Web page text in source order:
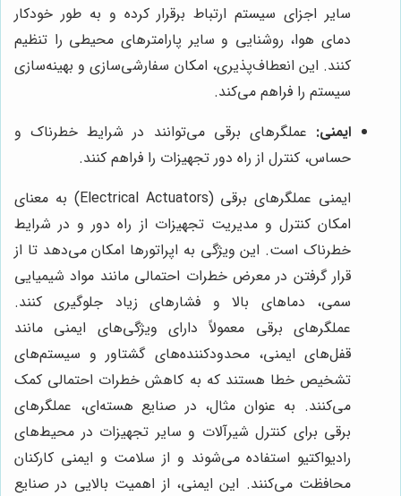
سایر اجزای سیستم ارتباط برقرار کرده و به طور خودکار
دمای هوا، روشنایی و سایر پارامترهای محیطی را تنظیم
کنند. این انعطاف‌پذیری، امکان سفارشی‌سازی و بهینه‌سازی
سیستم را فراهم می‌کند.
ایمنی: عملگرهای برقی می‌توانند در شرایط خطرناک و
حساس، کنترل از راه دور تجهیزات را فراهم کنند.
ایمنی عملگرهای برقی (Electrical Actuators) به معنای
امکان کنترل و مدیریت تجهیزات از راه دور و در شرایط
خطرناک است. این ویژگی به اپراتورها امکان می‌دهد تا از
قرار گرفتن در معرض خطرات احتمالی مانند مواد شیمیایی
سمی، دماهای بالا و فشارهای زیاد جلوگیری کنند.
عملگرهای برقی معمولاً دارای ویژگی‌های ایمنی مانند
قفل‌های ایمنی، محدودکننده‌های گشتاور و سیستم‌های
تشخیص خطا هستند که به کاهش خطرات احتمالی کمک
می‌کنند. به عنوان مثال، در صنایع هسته‌ای، عملگرهای
برقی برای کنترل شیرآلات و سایر تجهیزات در محیط‌های
رادیواکتیو استفاده می‌شوند و از سلامت و ایمنی کارکنان
محافظت می‌کنند. این ایمنی، از اهمیت بالایی در صنایع